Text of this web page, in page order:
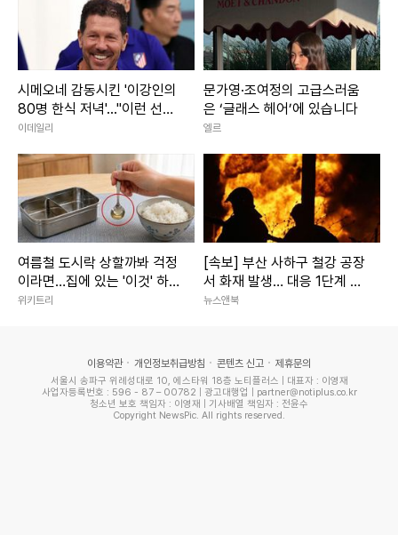
시메오네 감동시킨 '이강인의
80명 한식 저녁'..."이런 선수
필요했다"
이데일리
문가영·조여정의 고급스러움
은 ‘글래스 헤어’에 있습니다
엘르
여름철 도시락 상할까봐 걱정
이라면…집에 있는 '이것' 하
나면 걱정 끝납니다
위키트리
[속보] 부산 사하구 철강 공장
서 화재 발생… 대응 1단계 발
령·진화 중
뉴스앤북
이용약관 개인정보취급방침 콘텐츠 신고 제휴문의
서울시 송파구 위례성대로 10, 에스타워 18층 노티플러스 | 대표자 : 이영재
사업자등록번호 : 596 - 87 – 00782 | 광고대행업 | partner@notiplus.co.kr
청소년 보호 책임자 : 이영재 | 기사배열 책임자 : 전윤수
Copyright NewsPic. All rights reserved.